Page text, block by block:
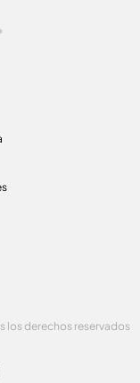
los derechos reservados